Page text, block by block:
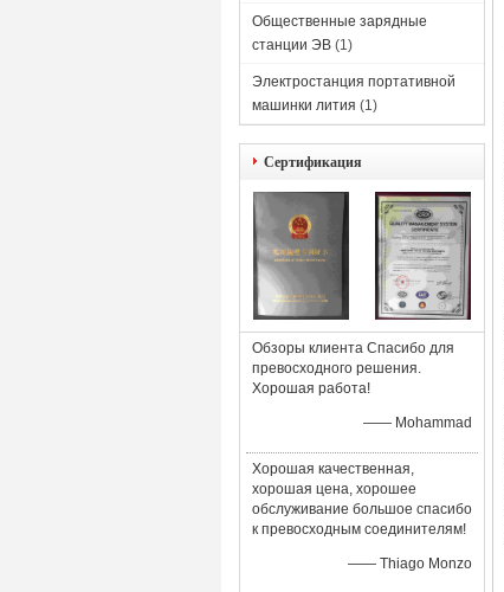
Общественные зарядные
станции ЭВ (1)
Электростанция портативной
машинки лития (1)
Сертификация
Обзоры клиента Спасибо для
превосходного решения.
Хорошая работа!
—— Mohammad
Хорошая качественная,
хорошая цена, хорошее
обслуживание большое спасибо
к превосходным соединителям!
—— Thiago Monzo